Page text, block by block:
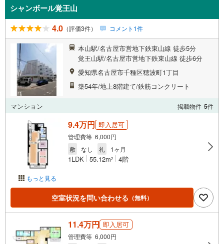
シャンボール覚王山
4.0 （評価3件） コメント1件
本山駅/名古屋市営地下鉄東山線 徒歩5分
覚王山駅/名古屋市営地下鉄東山線 徒歩6分
愛知県名古屋市千種区穂波町1丁目
築54年/地上8階建て/鉄筋コンクリート
マンション 掲載物件 5件
もっと見る
9.4万円 即入居可
管理費等 6,000円
敷
なし 礼 1ヶ月
1LDK 55.12m2 4階
空室状況を問い合わせる （無料）
11.4万円 即入居可
管理費等 6,000円